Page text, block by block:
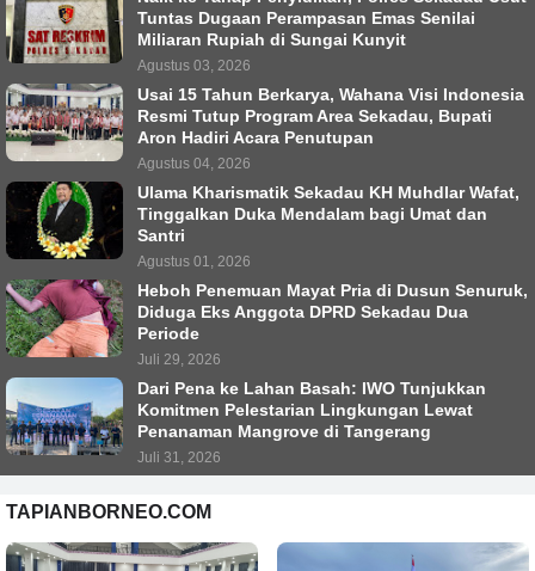
Tuntas Dugaan Perampasan Emas Senilai
Miliaran Rupiah di Sungai Kunyit
Agustus 03, 2026
Usai 15 Tahun Berkarya, Wahana Visi Indonesia
Resmi Tutup Program Area Sekadau, Bupati
Aron Hadiri Acara Penutupan
Agustus 04, 2026
Ulama Kharismatik Sekadau KH Muhdlar Wafat,
Tinggalkan Duka Mendalam bagi Umat dan
Santri
Agustus 01, 2026
Heboh Penemuan Mayat Pria di Dusun Senuruk,
Diduga Eks Anggota DPRD Sekadau Dua
Periode
Juli 29, 2026
Dari Pena ke Lahan Basah: IWO Tunjukkan
Komitmen Pelestarian Lingkungan Lewat
Penanaman Mangrove di Tangerang
Juli 31, 2026
TAPIANBORNEO.COM